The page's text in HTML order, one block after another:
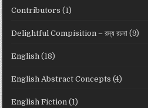
Contributors (1)
Delightful Compisition – রম্য রচনা (9)
English (18)
English Abstract Concepts (4)
English Fiction (1)